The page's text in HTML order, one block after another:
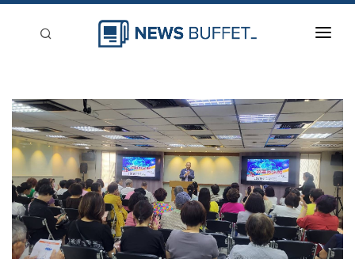
新聞稿分類
登入